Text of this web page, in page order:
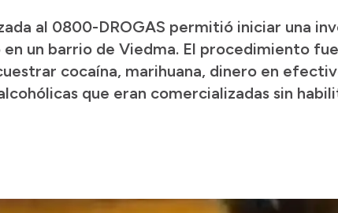
al 0800-DROGAS permitió iniciar una
en un barrio de Viedma. El procedimiento
cocaína, marihuana, dinero en
que eran comercializadas sin